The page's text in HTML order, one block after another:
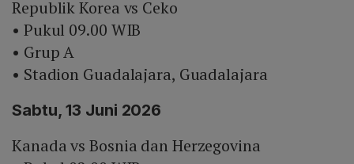
Republik Korea vs Ceko
• Pukul 09.00 WIB
• Grup A
• Stadion Guadalajara, Guadalajara
Sabtu, 13 Juni 2026
Kanada vs Bosnia dan Herzegovina